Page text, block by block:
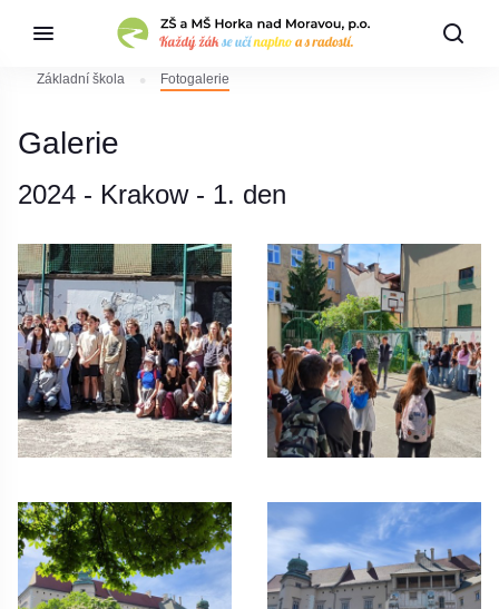
Základní škola Fotogalerie
Galerie
2024 - Krakow - 1. den